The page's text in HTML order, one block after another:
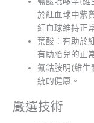
於紅血球中紫
紅血球維持正
葉酸：有助於
有助胎兒的正
氰鈷胺明(維生
統的健康。
嚴選技術